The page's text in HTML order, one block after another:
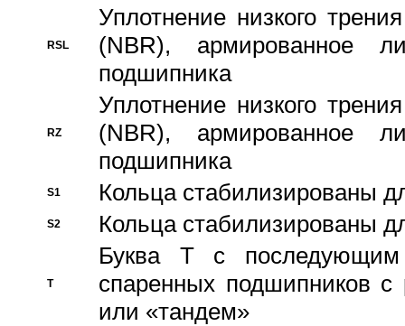
RSL
Уплотнение низкого
(NBR), армированное
подшипника
RZ
Уплотнение низкого
(NBR), армированное
подшипника
S1 Кольца стабилизированы
S2 Кольца стабилизированы
T
Буква T с
спаренных подшипников
или «тандем»